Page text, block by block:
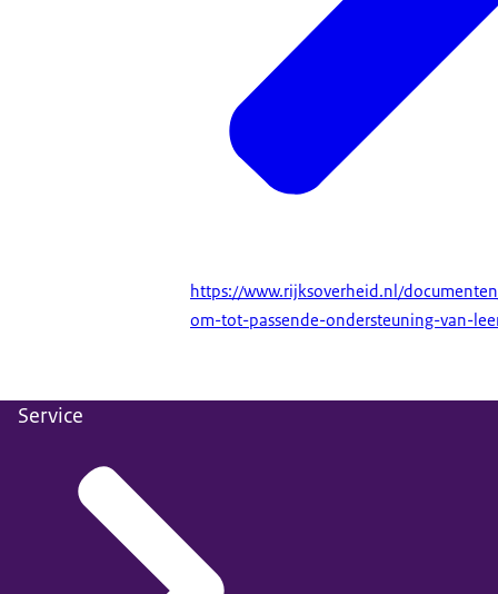
https://www.rijksoverheid.nl/
om-tot-passende-ondersteuning-van-
Service